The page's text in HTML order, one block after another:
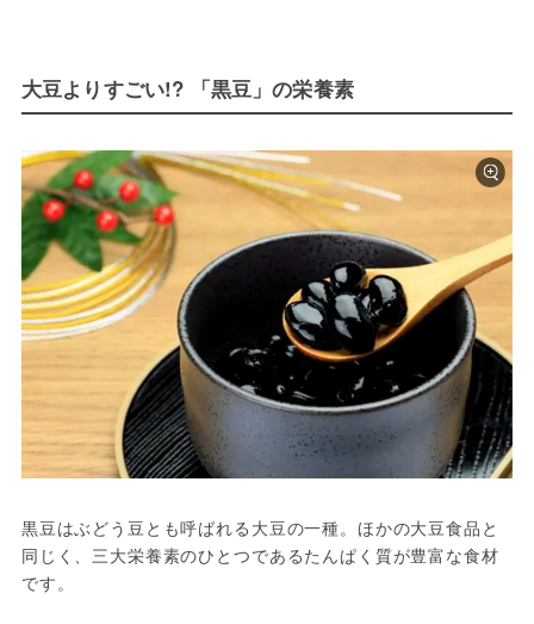
大豆よりすごい!? 「黒豆」の栄養素
黒豆はぶどう豆とも呼ばれる大豆の一種。ほかの大豆食品と
同じく、三大栄養素のひとつであるたんぱく質が豊富な食材
です。